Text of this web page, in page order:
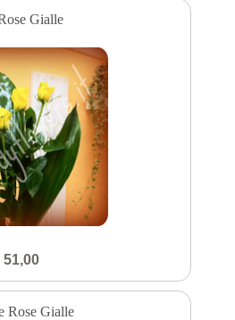
Gialle
51,00
Rose Gialle